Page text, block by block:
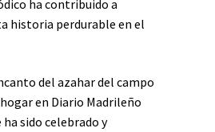
ha contribuido a
historia perdurable en el
del azahar del campo
en Diario Madrileño
ha sido celebrado y